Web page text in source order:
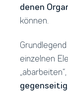
denen
können.
einzelnen
gegenseitig